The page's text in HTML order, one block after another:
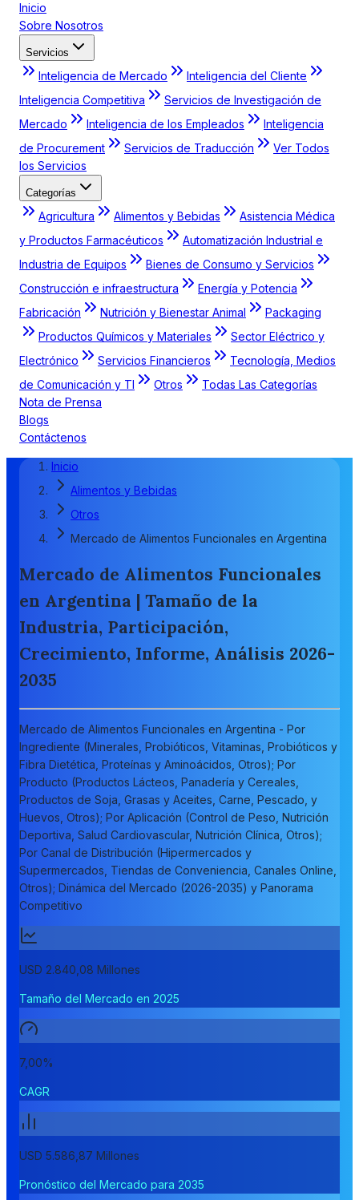
Inicio
Sobre Nosotros
Servicios
Inteligencia de Mercado
Inteligencia del Cliente
Inteligencia Competitiva
Servicios de Investigación de
Mercado
Inteligencia de los Empleados
Inteligencia
de Procurement
Servicios de Traducción
Ver Todos
los Servicios
Categorías
Agricultura Alimentos y Bebidas
Asistencia Médica
y Productos Farmacéuticos
Automatización Industrial e
Industria de Equipos
Bienes de Consumo y Servicios
Construcción e infraestructura
Energía y Potencia
Fabricación
Nutrición y Bienestar Animal
Packaging
Productos Químicos y Materiales
Sector Eléctrico y
Electrónico
Servicios Financieros
Tecnología, Medios
de Comunicación y TI
Otros
Todas Las Categorías
Nota de Prensa
Blogs
Contáctenos
Inicio
Alimentos y Bebidas
Otros
Mercado de Alimentos Funcionales en Argentina
Mercado de Alimentos Funcionales
en Argentina | Tamaño de la
Industria, Participación,
Crecimiento, Informe, Análisis 2026-
2035
Mercado de Alimentos Funcionales en Argentina - Por
Ingrediente (Minerales, Probióticos, Vitaminas, Probióticos y
Fibra Dietética, Proteínas y Aminoácidos, Otros); Por
Producto (Productos Lácteos, Panadería y Cereales,
Productos de Soja, Grasas y Aceites, Carne, Pescado, y
Huevos, Otros); Por Aplicación (Control de Peso, Nutrición
Deportiva, Salud Cardiovascular, Nutrición Clínica, Otros);
Por Canal de Distribución (Hipermercados y
Supermercados, Tiendas de Conveniencia, Canales Online,
Otros); Dinámica del Mercado (2026-2035) y Panorama
Competitivo
USD 2.840,08 Millones
Tamaño del Mercado en 2025
7,00%
CAGR
USD 5.586,87 Millones
Pronóstico del Mercado para 2035